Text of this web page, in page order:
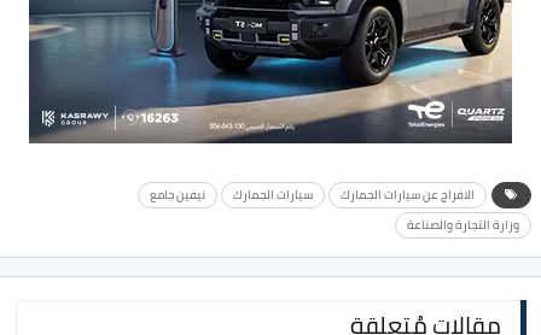
الافراج عن سيارات الجمارك سيارات الجمارك
نيفين جامع
وزارة التجارة والصناعة
مقالات مُتعلقة